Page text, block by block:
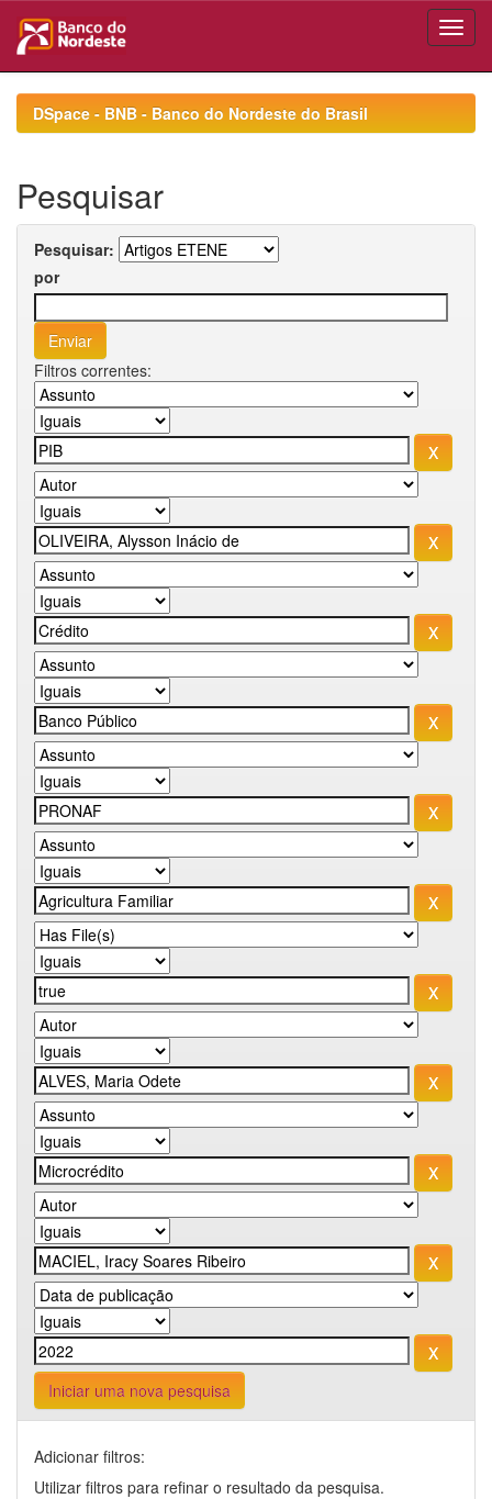
navigationDSpace - BNB - Banco do Nordeste do Brasil
Pesquisar
Pesquisar:
por
Filtros correntes:
Iniciar uma nova pesquisa
Adicionar filtros:
Utilizar filtros para refinar o resultado da pesquisa.